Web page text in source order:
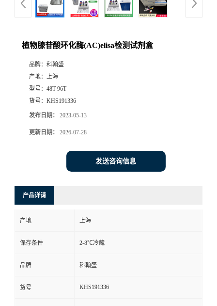
植物腺苷酸环化酶(AC)elisa检测试剂盒
品牌： 科翰盛
产地： 上海
型号： 48T 96T
货号： KHS191336
发布日期： 2023-05-13
更新日期： 2026-07-28
发送咨询信息
产品详请
产地 上海
保存条件 2-8℃冷藏
品牌 科翰盛
货号 KHS191336